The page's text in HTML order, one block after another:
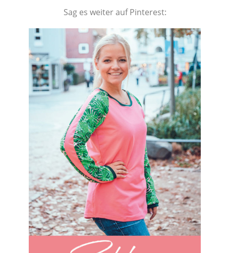
Sag es weiter auf Pinterest: